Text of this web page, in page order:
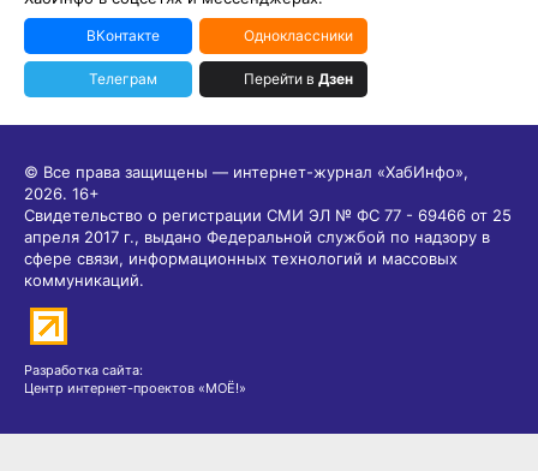
ВКонтакте Одноклассники
Телеграм Перейти в Дзен
© Все права защищены — интернет-журнал «ХабИнфо»,
2026. 16+
Свидетельство о регистрации СМИ ЭЛ № ФС 77 - 69466 от 25
апреля 2017 г., выдано Федеральной службой по надзору в
сфере связи, информационных технологий и массовых
коммуникаций.
Разработка сайта:
Центр интернет-проектов «МОЁ!»